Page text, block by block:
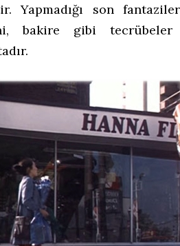
Yapmadığı son
bakire gibi